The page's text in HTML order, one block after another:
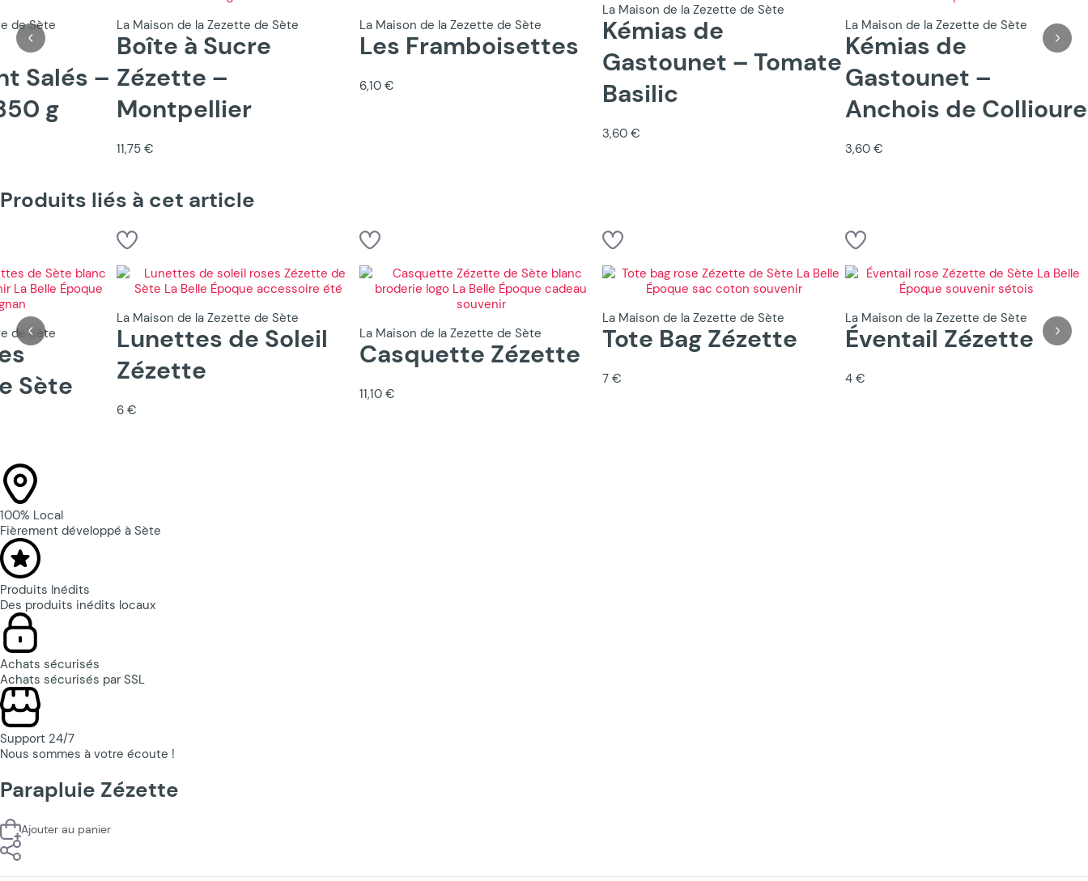
de Sète
Salés –
g
La Maison de la Zezette de Sète
Boîte à Sucre
Zézette –
Montpellier
11,75 €
La Maison de la Zezette de Sète
Les Framboisettes
6,10 €
La Maison de la Zezette de Sète
Kémias de
Gastounet – Tomate
Basilic
3,60 €
La Maison de la Zezette de Sète
Kémias de
Gastounet –
Anchois de Collioure
3,60 €
Produits liés à cet article
de Sète
Sète
La Maison de la Zezette de Sète
Lunettes de Soleil
Zézette
6 €
La Maison de la Zezette de Sète
Casquette Zézette
11,10 €
La Maison de la Zezette de Sète
Tote Bag Zézette
7 €
La Maison de la Zezette de Sète
Éventail Zézette
4 €
100% Local
Fièrement développé à Sète
Produits Inédits
Des produits inédits locaux
Achats sécurisés
Achats sécurisés par SSL
Support 24/7
Nous sommes à votre écoute !
Parapluie Zézette
Ajouter au panier